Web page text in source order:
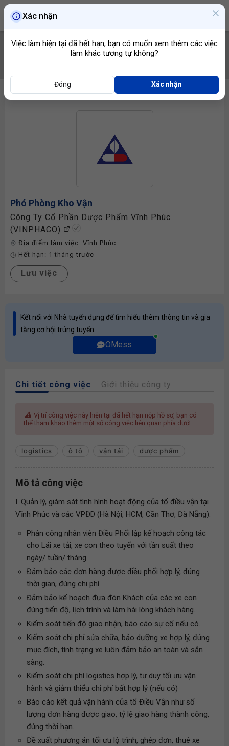
Phó Phòng Kho Vận
Công Ty Cổ Phần Dược Phẩm Vĩnh Phúc
(VINPHACO)
Địa điểm làm việc: Vĩnh Phúc
Hết hạn: 1 tháng trước
Lưu việc
Kết nối với Nhà tuyển dụng để tìm hiểu thêm thông tin và gia
tăng cơ hội trúng tuyển
OMess
Chi tiết công việc Giới thiệu công ty
Vị trí công việc này hiện tại đã hết hạn nộp hồ sơ, bạn có
thể tham khảo thêm một số công việc liên quan phía dưới
logistics ô tô vận tải dược phẩm
Mô tả công việc
I. Quản lý, giám sát tình hình hoạt động của tổ điều vận tại
Vĩnh Phúc và các VPĐD (Hà Nội, HCM, Cần Thơ, Đà Nẵng).
Phân công nhân viên Điều Phối lập kế hoạch công tác
cho Lái xe tải, xe con theo tuyến với tần suất theo
ngày/ tuần/ tháng.
Đảm bảo các đơn hàng được điều phối hợp lý, đúng
thời gian, đúng chi phí.
Đảm bảo kế hoạch đưa đón Khách của các xe con
đúng tiến độ, lịch trình và làm hài lòng khách hàng.
Kiểm soát tiến độ giao nhận, báo cáo sự cố nếu có.
Kiểm soát chi phí sửa chữa, bảo dưỡng xe hợp lý, đúng
mục đích, tình trạng xe luôn đảm bảo an toàn và sẵn
sàng.
Kiểm soát chi phí logistics hợp lý, tư duy tối ưu vận
hành và giảm thiểu chi phí bất hợp lý (nếu có)
Báo cáo kết quả vận hành của tổ Điều Vận như số
lượng đơn hàng được giao, tỷ lệ giao hàng thành công,
đúng thời hạn.
Đề xuất phương án tối ưu lộ trình, ghép đơn, thuê xe
Xác nhận
Việc làm hiện tại đã hết hạn, bạn có muốn xem thêm các việc
làm khác tương tự không?
Đóng Xác nhận